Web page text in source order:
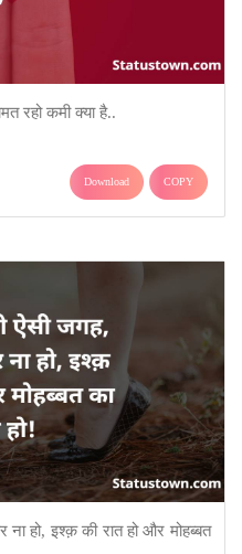
रहो कमी क्या है..
Download COPY
हो, इश्क़ की रात हो और मोहब्बत